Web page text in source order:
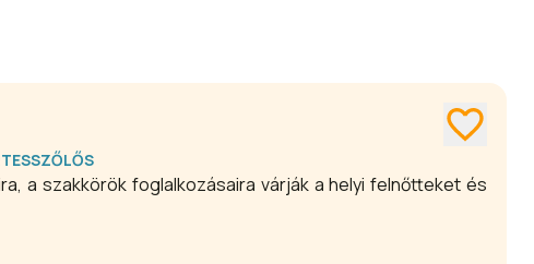
a szakkörök foglalkozásaira várják a helyi felnőtteket és